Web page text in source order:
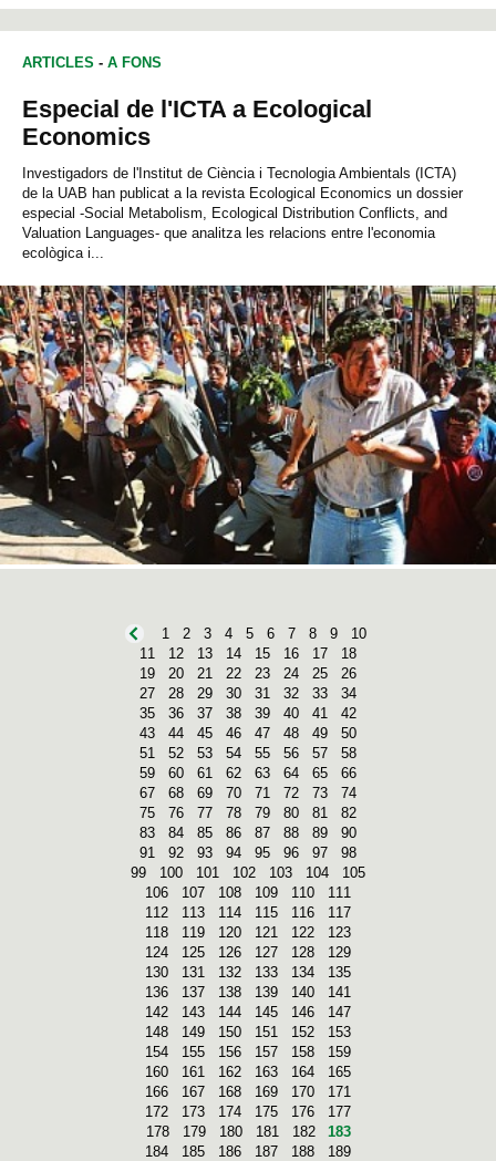
ECOLOGIA
ARTICLES - A FONS
Especial de l'ICTA a Ecological
Economics
Investigadors de l'Institut de Ciència i Tecnologia Ambientals (ICTA)
de la UAB han publicat a la revista Ecological Economics un dossier
especial -Social Metabolism, Ecological Distribution Conflicts, and
Valuation Languages- que analitza les relacions entre l'economia
ecològica i...
1 2 3 4 5 6 7 8 9
10
11
12 13 14 15 16 17
18
19
20 21 22 23 24 25
26
27
28 29 30 31 32 33
34
35
36 37 38 39 40 41
42
43
44 45 46 47 48 49
50
51
52 53 54 55 56 57
58
59
60 61 62 63 64 65
66
67
68 69 70 71 72 73
74
75
76 77 78 79 80 81
82
83
84 85 86 87 88 89
90
91
92 93 94 95 96 97
98
99
100 101 102 103 104
105
106
107 108 109 110
111
112
113 114 115 116
117
118
119 120 121 122
123
124
125 126 127 128
129
130
131 132 133 134
135
136
137 138 139 140
141
142
143 144 145 146
147
148
149 150 151 152
153
154
155 156 157 158
159
160
161 162 163 164
165
166
167 168 169 170
171
172
173 174 175 176
177
178
179 180 181 182
183
184
185 186 187 188
189